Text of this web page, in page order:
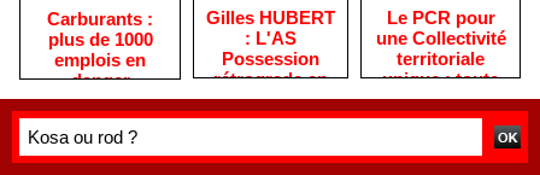
Carburants :
plus de 1000
emplois en
danger
Gilles HUBERT
: L'AS
Possession
rétrograde en
deuxième
division
Le PCR pour
une Collectivité
territoriale
unique : toute
autre prise de
position ne peut
qu'individuelle